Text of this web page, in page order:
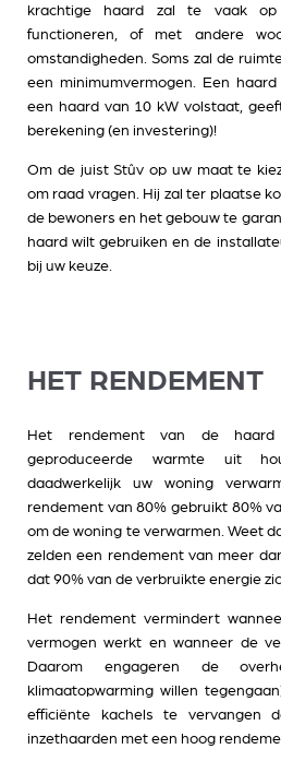
krachtige haard zal te vaak op
functioneren, of met andere
omstandigheden. Soms zal de
een minimumvermogen. Een
een haard van 10 kW volstaat,
berekening (en investering)!
Om de juist Stûv op uw maat te
om raad vragen. Hij zal ter plaatse
de bewoners en het gebouw te
haard wilt gebruiken en de
bij uw keuze.
HET RENDEMENT
Het rendement van de
geproduceerde warmte uit
daadwerkelijk uw woning
rendement van 80% gebruikt 80%
om de woning te verwarmen. Weet
zelden een rendement van meer
dat 90% van de verbruikte energie
Het rendement vermindert
vermogen werkt en wanneer de
Daarom engageren de
klimaatopwarming willen
efficiënte kachels te vervangen
inzethaarden met een hoog